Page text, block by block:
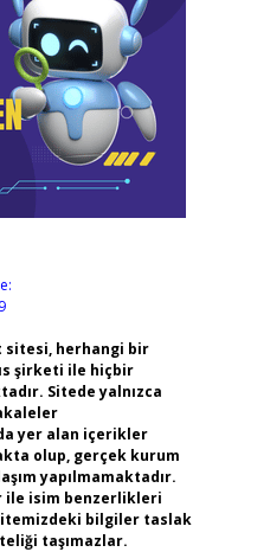
sitesi, herhangi bir
şirketi ile hiçbir
Sitede yalnızca
yer alan içerikler
olup, gerçek kurum
yapılmamaktadır.
ile isim benzerlikleri
bilgiler taslak
taşımazlar.